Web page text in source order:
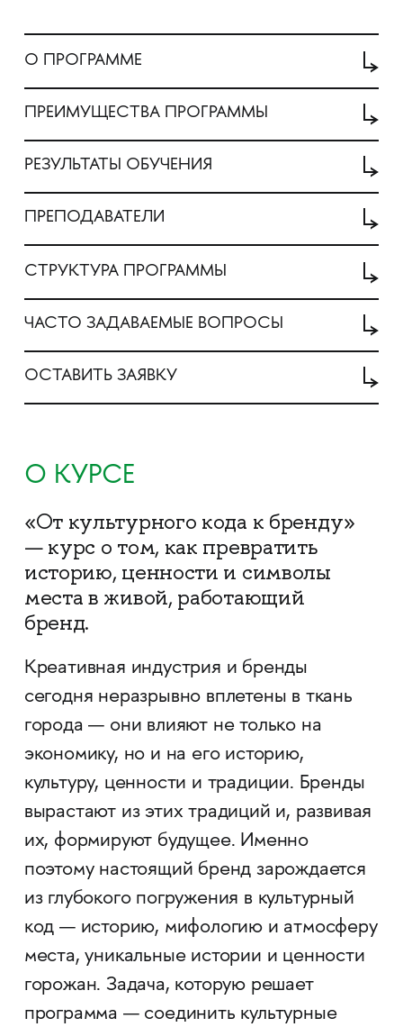
О ПРОГРАММЕ
ПРЕИМУЩЕСТВА ПРОГРАММЫ
РЕЗУЛЬТАТЫ ОБУЧЕНИЯ
ПРЕПОДАВАТЕЛИ
СТРУКТУРА ПРОГРАММЫ
ЧАСТО ЗАДАВАЕМЫЕ ВОПРОСЫ
ОСТАВИТЬ ЗАЯВКУ
О КУРСЕ
«От культурного кода к бренду»
— курс о том, как превратить
историю, ценности и символы
места в живой, работающий
бренд.
Креативная индустрия и бренды
сегодня неразрывно вплетены в ткань
города — они влияют не только на
экономику, но и на его историю,
культуру, ценности и традиции. Бренды
вырастают из этих традиций и, развивая
их, формируют будущее. Именно
поэтому настоящий бренд зарождается
из глубокого погружения в культурный
код — историю, мифологию и атмосферу
места, уникальные истории и ценности
горожан. Задача, которую решает
программа — соединить культурные